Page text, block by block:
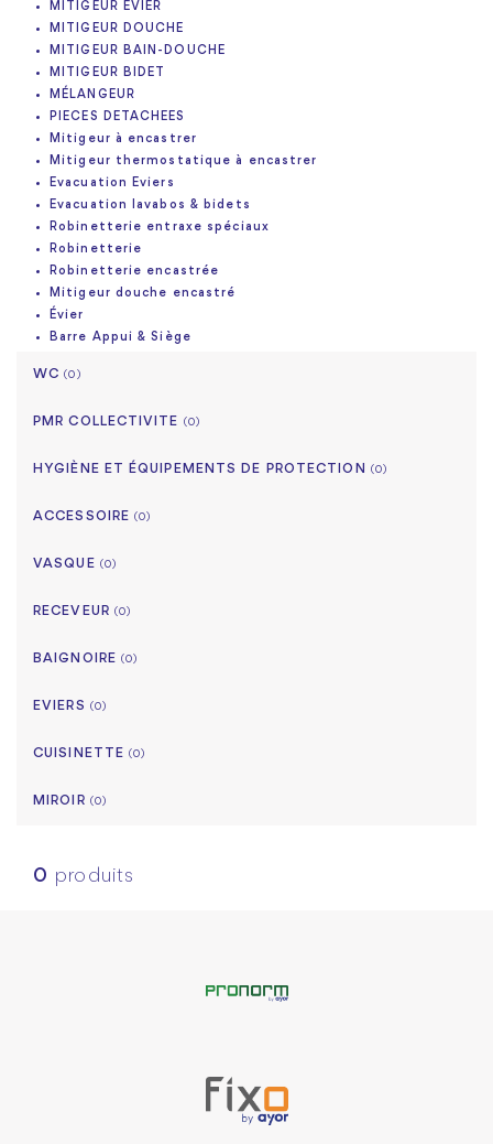
MITIGEUR ÉVIER
MITIGEUR DOUCHE
MITIGEUR BAIN-DOUCHE
MITIGEUR BIDET
MÉLANGEUR
PIECES DETACHEES
Mitigeur à encastrer
Mitigeur thermostatique à encastrer
Evacuation Eviers
Evacuation lavabos & bidets
Robinetterie entraxe spéciaux
Robinetterie
Robinetterie encastrée
Mitigeur douche encastré
Évier
Barre Appui & Siège
WC(0)
PMR COLLECTIVITE (0)
HYGIÈNE ET ÉQUIPEMENTS DE PROTECTION (0)
ACCESSOIRE(0)
VASQUE (0)
RECEVEUR (0)
BAIGNOIRE (0)
EVIERS (0)
CUISINETTE(0)
MIROIR (0)
0 produits